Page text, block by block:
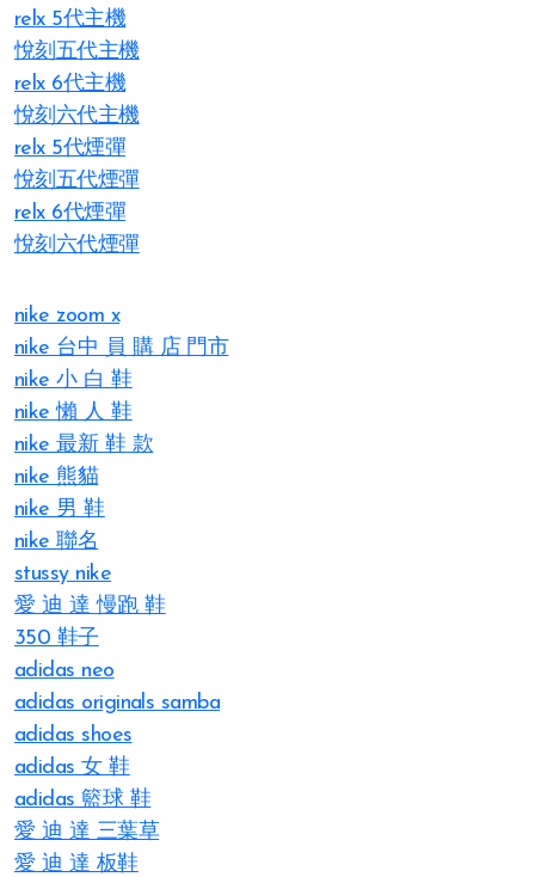
relx 5代主機
悅刻五代主機
relx 6代主機
悅刻六代主機
relx 5代煙彈
悅刻五代煙彈
relx 6代煙彈
悅刻六代煙彈
nike zoom x
nike 台中 員 購 店 門市
nike 小 白 鞋
nike 懶 人 鞋
nike 最新 鞋 款
nike 熊貓
nike 男 鞋
nike 聯名
stussy nike
愛 迪 達 慢跑 鞋
350 鞋子
adidas neo
adidas originals samba
adidas shoes
adidas 女 鞋
adidas 籃球 鞋
愛 迪 達 三葉草
愛 迪 達 板鞋